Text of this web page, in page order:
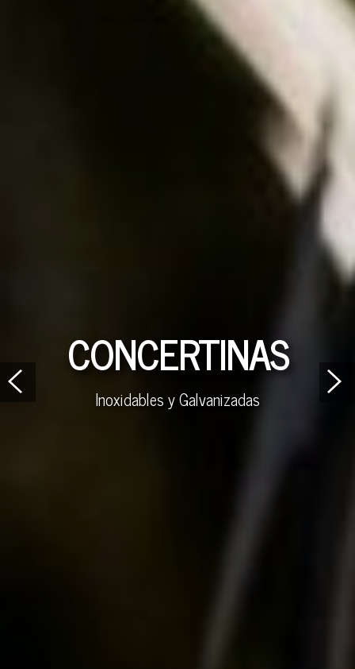
CONCERTINAS
Inoxidables y Galvanizadas